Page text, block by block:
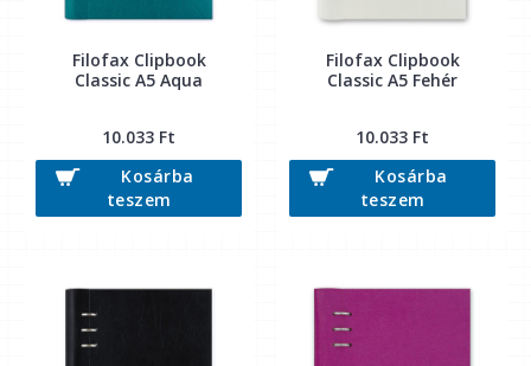
Filofax Clipbook
Classic A5 Aqua
10.033 Ft
Kosárba
teszem
Filofax Clipbook
Classic A5 Fehér
10.033 Ft
Kosárba
teszem